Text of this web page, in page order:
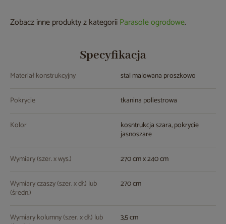
Zobacz inne produkty z kategoriiParasole ogrodowe.
Specyfikacja
Materiał konstrukcyjny stal malowana proszkowo
Pokrycie tkanina poliestrowa
Kolor kosntrukcja szara, pokrycie
jasnoszare
Wymiary (szer. x wys.) 270 cm x 240 cm
Wymiary czaszy (szer. x dł.) lub
(średn.)
270 cm
Wymiary kolumny (szer. x dł.) lub 3,5 cm